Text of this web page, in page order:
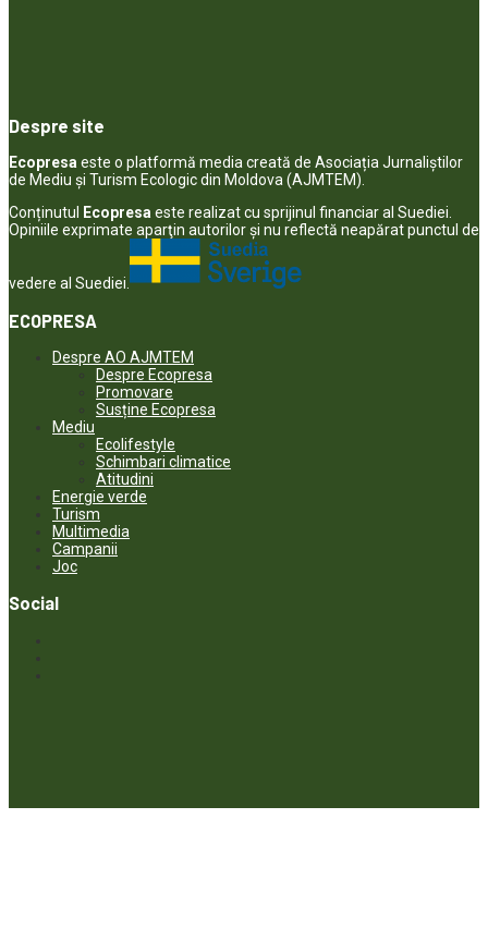
Despre site
Ecopresaeste o platformă media creată de Asociația Jurnaliștilor
de Mediu și Turism Ecologic din Moldova (AJMTEM).
Conținutul
Ecopresaeste realizat cu sprijinul financiar al Suediei.
Opiniile exprimate aparţin autorilor şi nu reflectă neapărat punctul de
vedere al Suediei.
ECOPRESA
Despre AO AJMTEM
Despre Ecopresa
Promovare
Susține Ecopresa
Mediu
Ecolifestyle
Schimbari climatice
Atitudini
Energie verde
Turism
Multimedia
Campanii
Joc
Social